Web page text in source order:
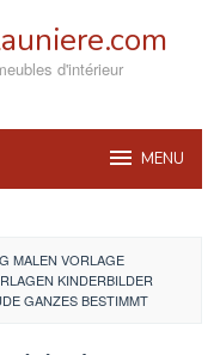
d'intérieur
MENU
MALEN VORLAGE
KINDERBILDER
GANZES BESTIMMT